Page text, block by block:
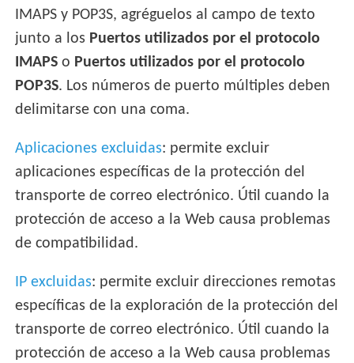
IMAPS y POP3S, agréguelos al campo de texto
junto a los Puertos utilizados por el protocolo
IMAPS o Puertos utilizados por el protocolo
POP3S. Los números de puerto múltiples deben
delimitarse con una coma.
Aplicaciones excluidas: permite excluir
aplicaciones específicas de la protección del
transporte de correo electrónico. Útil cuando la
protección de acceso a la Web causa problemas
de compatibilidad.
IP excluidas: permite excluir direcciones remotas
específicas de la exploración de la protección del
transporte de correo electrónico. Útil cuando la
protección de acceso a la Web causa problemas